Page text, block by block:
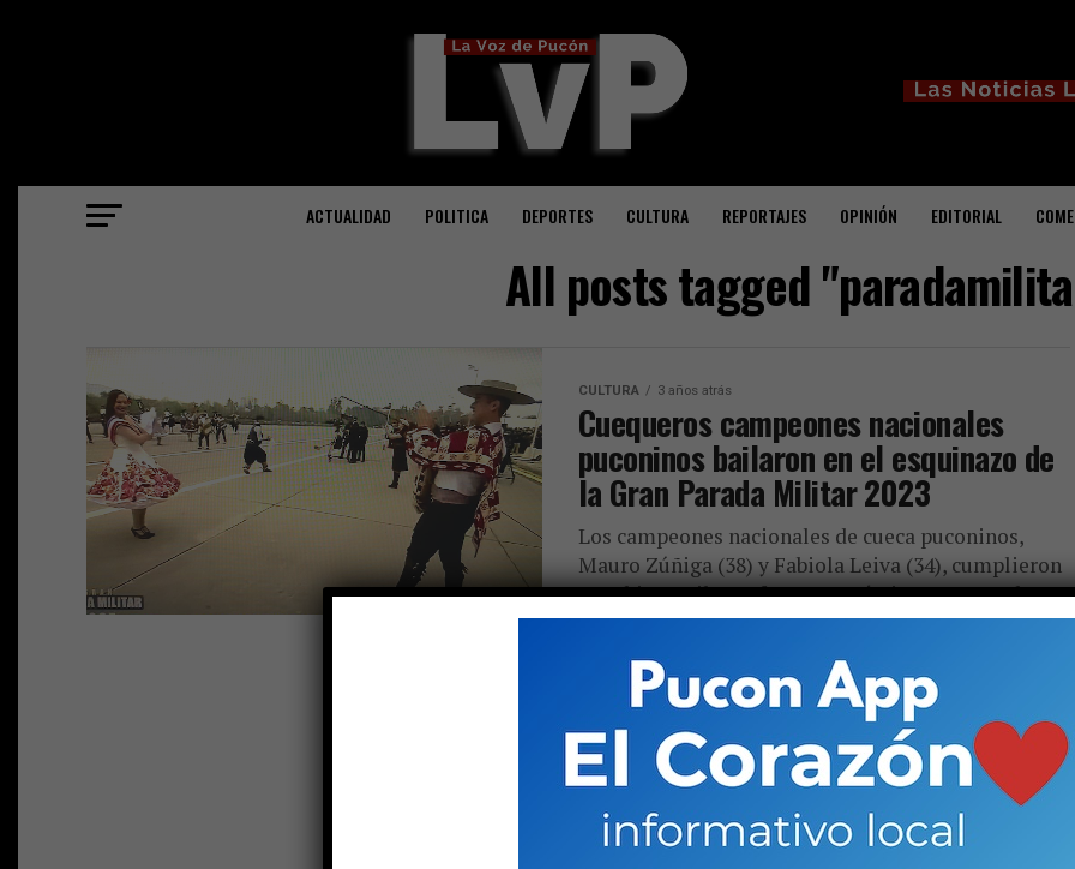
ACTUALIDAD POLITICA DEPORTES CULTURA REPORTAJES OPINIÓN EDITORIAL
All posts tagged
CULTURA 3 años atrás
Cuequeros campeones nacionales
puconinos bailaron en el esquinazo de
la Gran Parada Militar 2023
Los campeones nacionales de cueca puconinos,
Mauro Zúñiga (38) y Fabiola Leiva (34), cumplieron
otro hito. Bailaron frente a, prácticamente, todo
Chile en el esquinazo que...